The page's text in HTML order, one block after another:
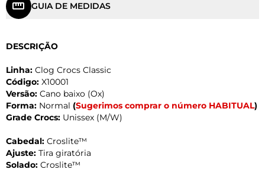
GUIA DE MEDIDAS
DESCRIÇÃO
Linha: Clog Crocs Classic
Código: X10001
Versão: Cano baixo (Ox)
Forma: Normal (Sugerimos comprar o número HABITUAL)
Grade Crocs: Unissex (M/W)
Cabedal: Croslite™
Ajuste: Tira giratória
Solado: Croslite™